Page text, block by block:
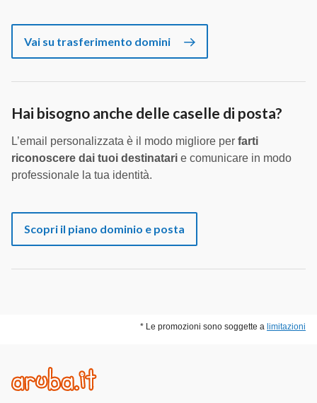
Vai su trasferimento domini
Hai bisogno anche delle caselle di posta?
L’email personalizzata è il modo migliore per farti
riconoscere dai tuoi destinatari e comunicare in modo
professionale la tua identità.
Scopri il piano dominio e posta
* Le promozioni sono soggette a limitazioni